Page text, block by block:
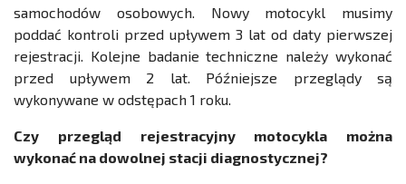
samochodów osobowych. Nowy motocykl musimy
poddać kontroli przed upływem 3 lat od daty pierwszej
rejestracji. Kolejne badanie techniczne należy wykonać
przed upływem 2 lat. Późniejsze przeglądy są
wykonywane w odstępach 1 roku.
Czy przegląd rejestracyjny motocykla można
wykonać na dowolnej stacji diagnostycznej?